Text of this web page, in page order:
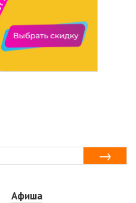
Афиша